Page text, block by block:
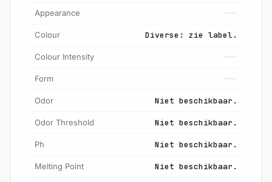
Appearance ---
Colour Diverse: zie label.
Colour Intensity ---
Form ---
Odor Niet beschikbaar.
Odor Threshold Niet beschikbaar.
Ph Niet beschikbaar.
Melting Point Niet beschikbaar.